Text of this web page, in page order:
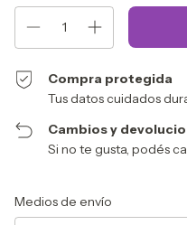
Compra protegida
Tus datos cuidados
Cambios y
Si no te gusta, podés
Entregas para el CP:
Medios de envío